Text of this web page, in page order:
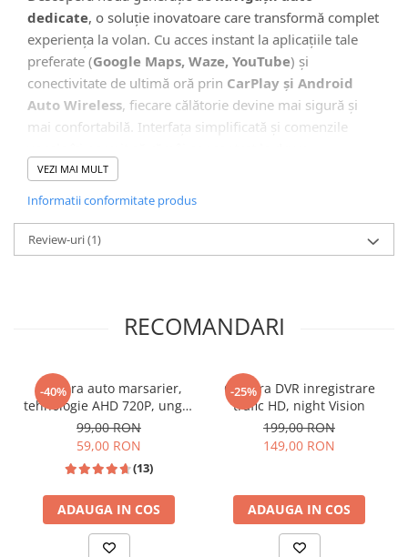
dedicate, o soluție inovatoare care transformă complet
experiența la volan. Cu acces instant la aplicațiile tale
preferate (Google Maps, Waze, YouTube) și
conectivitate de ultimă oră prin CarPlay și Android
Auto Wireless, fiecare călătorie devine mai sigură și
mai confortabilă. Interfața simplificată și comenzile
🖥️ Interfață Intuitivă și Modernă
📱 Meniu Aplicații Structurat
VEZI MAI MULT
Informatii conformitate produs
Review-uri(1)
RECOMANDARI
-40%
Camera auto marsarier,
tehnologie AHD 720P, unghi
170 grade, rezistenta la apa
si praf
99,00 RON
59,00 RON
(13)
ADAUGA IN COS
-25%
Camera DVR inregistrare
trafic HD, night Vision
199,00 RON
149,00 RON
ADAUGA IN COS